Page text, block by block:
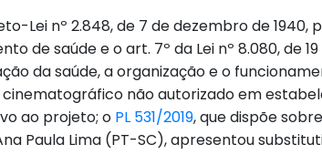
Lei nº 2.848, de 7 de dezembro de
de saúde e o art. 7º da Lei nº 8.080, de
da saúde, a organização e o
não autorizado em
ao projeto; o PL 531/2019, que dispõe
Paula Lima (PT-SC), apresentou